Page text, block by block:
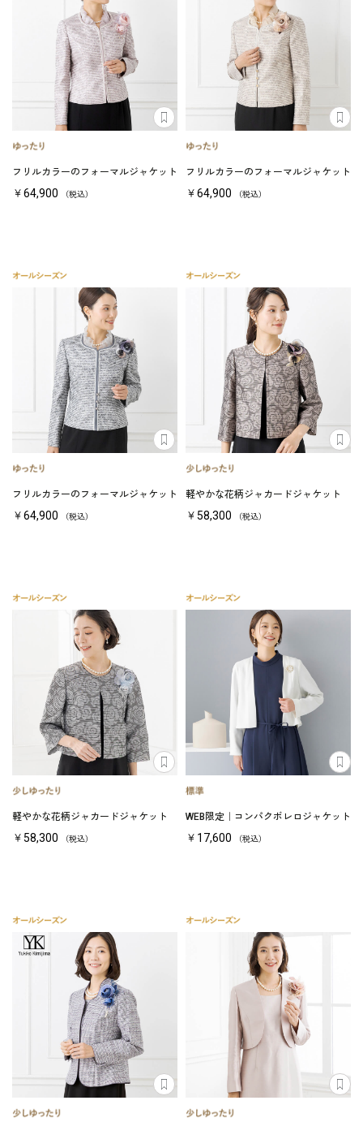
フリルカラーのフォーマルジャケット
￥64,900 （税込）
フリルカラーのフォーマルジャケット
￥64,900 （税込）
フリルカラーのフォーマルジャケット
￥64,900 （税込）
軽やかな花柄ジャカードジャケット
￥58,300 （税込）
軽やかな花柄ジャカードジャケット
￥58,300 （税込）
WEB限定｜コンパクボレロジャケット
￥17,600 （税込）